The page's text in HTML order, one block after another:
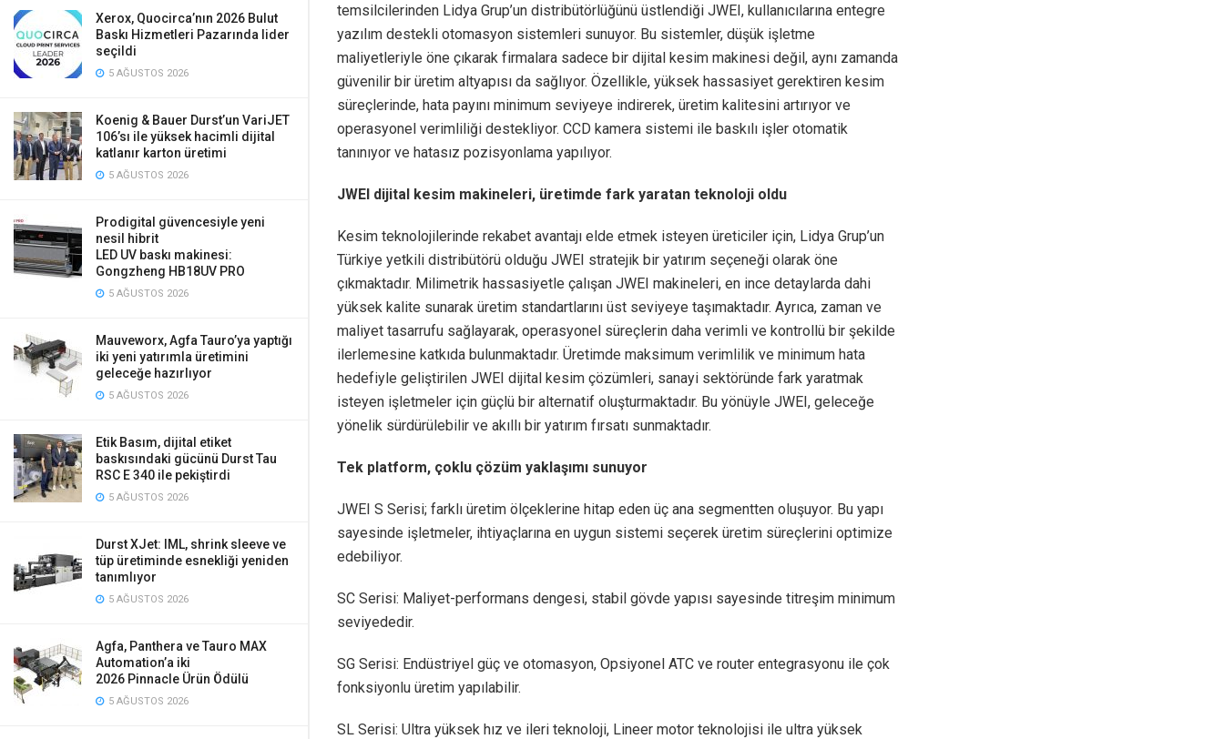
Xerox, Quocirca’nın 2026 Bulut
Baskı Hizmetleri Pazarında lider
seçildi
5 AĞUSTOS 2026
Koenig & Bauer Durst’un VariJET
106’sı ile yüksek hacimli dijital
katlanır karton üretimi
5 AĞUSTOS 2026
Prodigital güvencesiyle yeni
nesil hibrit
LED UV baskı makinesi:
Gongzheng HB18UV PRO
5 AĞUSTOS 2026
Mauveworx, Agfa Tauro’ya yaptığı
iki yeni yatırımla üretimini
geleceğe hazırlıyor
5 AĞUSTOS 2026
Etik Basım, dijital etiket
baskısındaki gücünü Durst Tau
RSC E 340 ile pekiştirdi
5 AĞUSTOS 2026
Durst XJet: IML, shrink sleeve ve
tüp üretiminde esnekliği yeniden
tanımlıyor
5 AĞUSTOS 2026
Agfa, Panthera ve Tauro MAX
Automation’a iki
2026 Pinnacle Ürün Ödülü
5 AĞUSTOS 2026
temsilcilerinden Lidya Grup’un distribütörlüğünü üstlendiği JWEI, kullanıcılarına entegre
yazılım destekli otomasyon sistemleri sunuyor. Bu sistemler, düşük işletme
maliyetleriyle öne çıkarak firmalara sadece bir dijital kesim makinesi değil, aynı zamanda
güvenilir bir üretim altyapısı da sağlıyor. Özellikle, yüksek hassasiyet gerektiren kesim
süreçlerinde, hata payını minimum seviyeye indirerek, üretim kalitesini artırıyor ve
operasyonel verimliliği destekliyor. CCD kamera sistemi ile baskılı işler otomatik
tanınıyor ve hatasız pozisyonlama yapılıyor.
JWEI dijital kesim makineleri, üretimde fark yaratan teknoloji oldu
Kesim teknolojilerinde rekabet avantajı elde etmek isteyen üreticiler için, Lidya Grup’un
Türkiye yetkili distribütörü olduğu JWEI stratejik bir yatırım seçeneği olarak öne
çıkmaktadır. Milimetrik hassasiyetle çalışan JWEI makineleri, en ince detaylarda dahi
yüksek kalite sunarak üretim standartlarını üst seviyeye taşımaktadır. Ayrıca, zaman ve
maliyet tasarrufu sağlayarak, operasyonel süreçlerin daha verimli ve kontrollü bir şekilde
ilerlemesine katkıda bulunmaktadır. Üretimde maksimum verimlilik ve minimum hata
hedefiyle geliştirilen JWEI dijital kesim çözümleri, sanayi sektöründe fark yaratmak
isteyen işletmeler için güçlü bir alternatif oluşturmaktadır. Bu yönüyle JWEI, geleceğe
yönelik sürdürülebilir ve akıllı bir yatırım fırsatı sunmaktadır.
Tek platform, çoklu çözüm yaklaşımı sunuyor
JWEI S Serisi; farklı üretim ölçeklerine hitap eden üç ana segmentten oluşuyor. Bu yapı
sayesinde işletmeler, ihtiyaçlarına en uygun sistemi seçerek üretim süreçlerini optimize
edebiliyor.
SC Serisi: Maliyet-performans dengesi, stabil gövde yapısı sayesinde titreşim minimum
seviyededir.
SG Serisi: Endüstriyel güç ve otomasyon, Opsiyonel ATC ve router entegrasyonu ile çok
fonksiyonlu üretim yapılabilir.
SL Serisi: Ultra yüksek hız ve ileri teknoloji, Lineer motor teknolojisi ile ultra yüksek